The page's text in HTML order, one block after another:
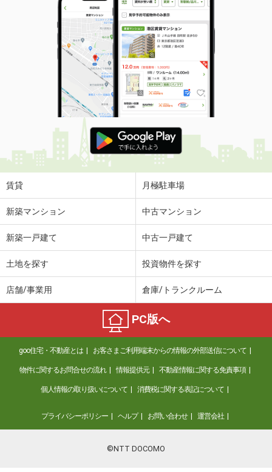
賃貸 月極駐車場
新築マンション 中古マンション
新築一戸建て 中古一戸建て
土地を探す 投資物件を探す
店舗/事業用 倉庫/トランクルーム
PC版へ
goo住宅・不動産とは お客さまご利用端末からの情報の外部送信について
物件に関するお問合せの流れ 情報提供元 不動産情報に関する免責事項
個人情報の取り扱いについて 消費税に関する表記について
プライバシーポリシー ヘルプ お問い合わせ 運営会社
©NTT DOCOMO